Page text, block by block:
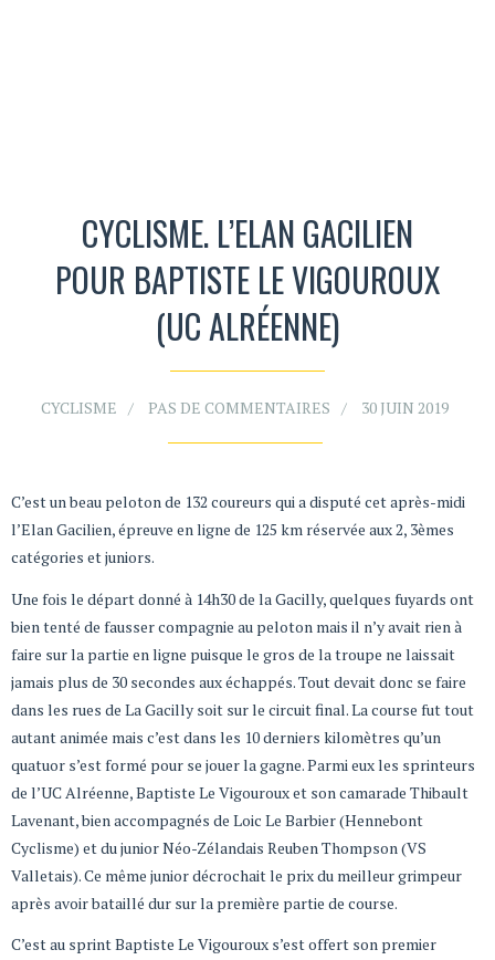
CYCLISME. L’ELAN GACILIEN
POUR BAPTISTE LE VIGOUROUX
(UC ALRÉENNE)
CYCLISME PAS DE COMMENTAIRES 30 JUIN 2019
C’est un beau peloton de 132 coureurs qui a disputé cet après-midi
l’Elan Gacilien, épreuve en ligne de 125 km réservée aux 2, 3èmes
catégories et juniors.
Une fois le départ donné à 14h30 de la Gacilly, quelques fuyards ont
bien tenté de fausser compagnie au peloton mais il n’y avait rien à
faire sur la partie en ligne puisque le gros de la troupe ne laissait
jamais plus de 30 secondes aux échappés. Tout devait donc se faire
dans les rues de La Gacilly soit sur le circuit final. La course fut tout
autant animée mais c’est dans les 10 derniers kilomètres qu’un
quatuor s’est formé pour se jouer la gagne. Parmi eux les sprinteurs
de l’UC Alréenne, Baptiste Le Vigouroux et son camarade Thibault
Lavenant, bien accompagnés de Loic Le Barbier (Hennebont
Cyclisme) et du junior Néo-Zélandais Reuben Thompson (VS
Valletais). Ce même junior décrochait le prix du meilleur grimpeur
après avoir bataillé dur sur la première partie de course.
C’est au sprint Baptiste Le Vigouroux s’est offert son premier